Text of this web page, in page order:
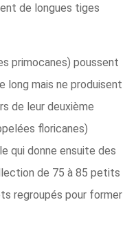
de longues tiges
primocanes) poussent
long mais ne produisent
de leur deuxième
floricanes)
qui donne ensuite des
de 75 à 85 petits
regroupés pour former